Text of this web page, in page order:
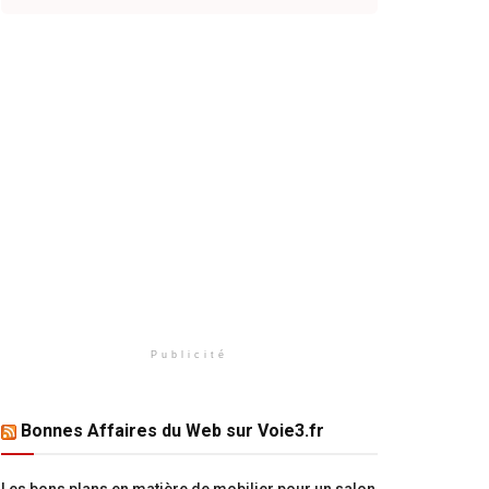
Publicité
Bonnes Affaires du Web sur Voie3.fr